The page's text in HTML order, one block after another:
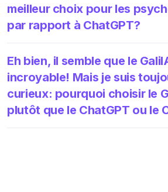
meilleur choix pour les
par rapport à ChatGPT?
Eh bien, il semble que le
incroyable! Mais je suis
curieux: pourquoi choisir le
plutôt que le ChatGPT ou le